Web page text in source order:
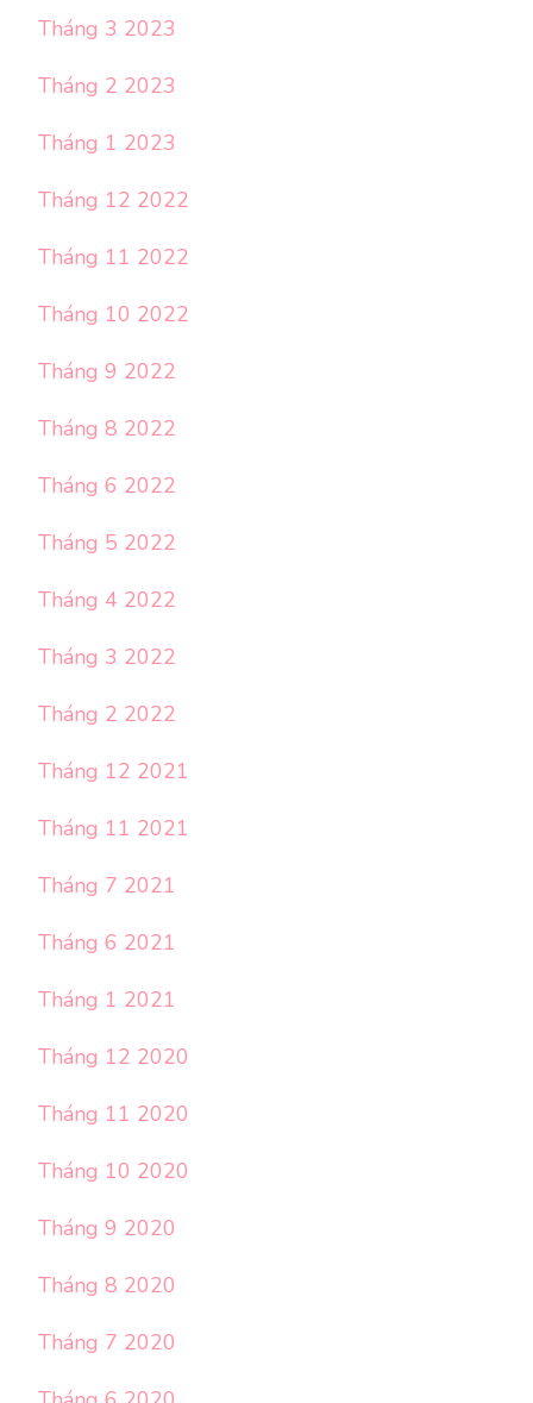
Tháng 3 2023
Tháng 2 2023
Tháng 1 2023
Tháng 12 2022
Tháng 11 2022
Tháng 10 2022
Tháng 9 2022
Tháng 8 2022
Tháng 6 2022
Tháng 5 2022
Tháng 4 2022
Tháng 3 2022
Tháng 2 2022
Tháng 12 2021
Tháng 11 2021
Tháng 7 2021
Tháng 6 2021
Tháng 1 2021
Tháng 12 2020
Tháng 11 2020
Tháng 10 2020
Tháng 9 2020
Tháng 8 2020
Tháng 7 2020